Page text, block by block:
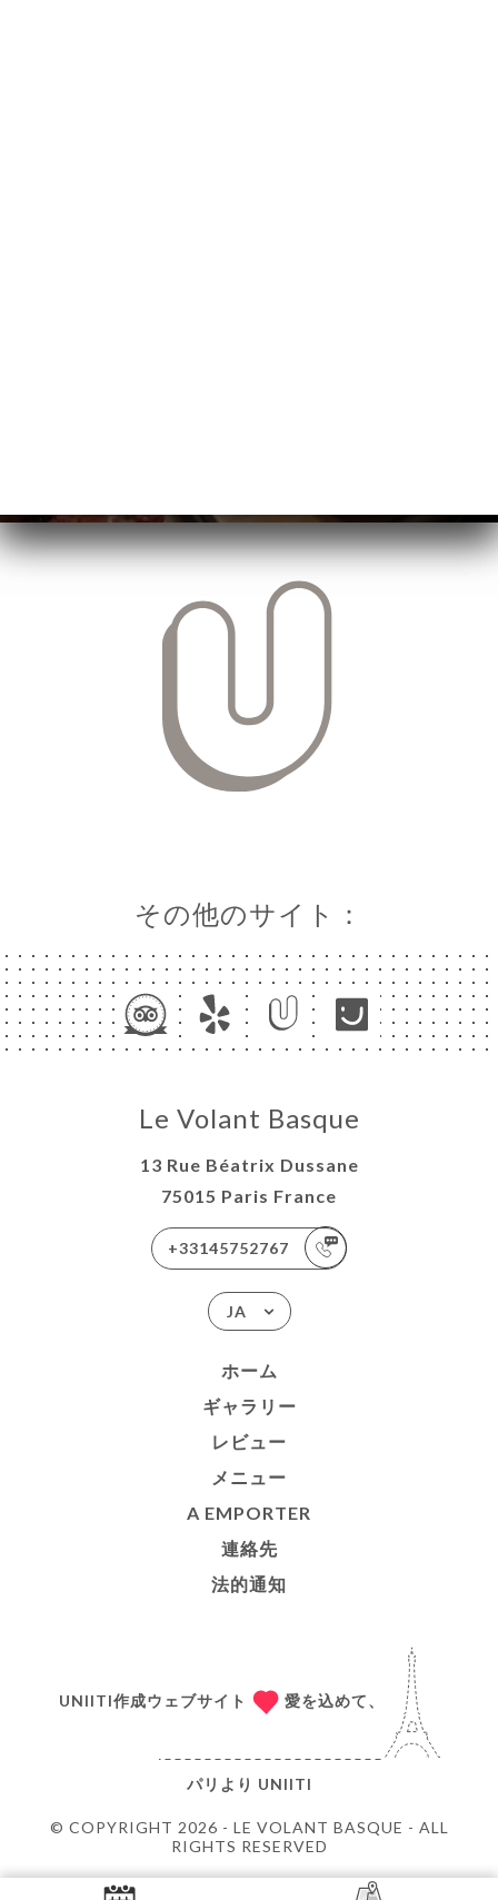
その他のサイト：
Le Volant Basque
13 Rue Béatrix Dussane
75015 Paris France
+33145752767
JA
ホーム
ギャラリー
レビュー
メニュー
A EMPORTER
連絡先
法的通知
© COPYRIGHT 2026 - LE VOLANT BASQUE - ALL
RIGHTS RESERVED
UNIITI作成ウェブサイト 愛を込めて、
パリより UNIITI